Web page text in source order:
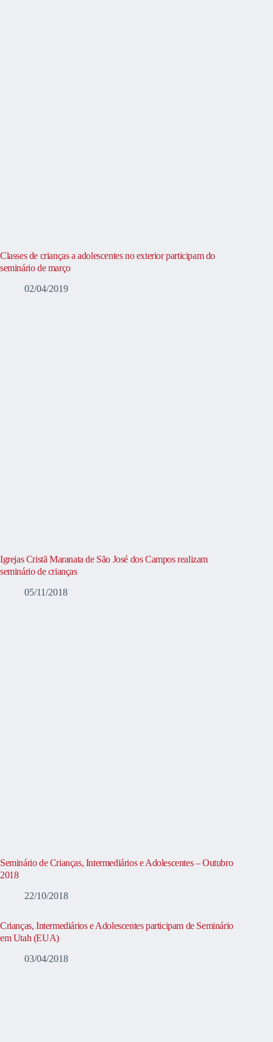
Classes de crianças a adolescentes no exterior participam do
seminário de março
02/04/2019
Igrejas Cristã Maranata de São José dos Campos realizam
seminário de crianças
05/11/2018
Seminário de Crianças, Intermediários e Adolescentes – Outubro
2018
22/10/2018
Crianças, Intermediários e Adolescentes participam de Seminário
em Utah (EUA)
03/04/2018